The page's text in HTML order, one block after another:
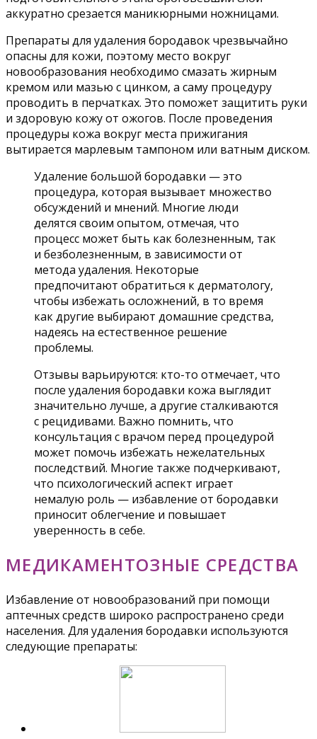
аккуратно срезается маникюрными ножницами.
Препараты для удаления бородавок чрезвычайно
опасны для кожи, поэтому место вокруг
новообразования необходимо смазать жирным
кремом или мазью с цинком, а саму процедуру
проводить в перчатках. Это поможет защитить руки
и здоровую кожу от ожогов. После проведения
процедуры кожа вокруг места прижигания
вытирается марлевым тампоном или ватным диском.
Удаление большой бородавки — это
процедура, которая вызывает множество
обсуждений и мнений. Многие люди
делятся своим опытом, отмечая, что
процесс может быть как болезненным, так
и безболезненным, в зависимости от
метода удаления. Некоторые
предпочитают обратиться к дерматологу,
чтобы избежать осложнений, в то время
как другие выбирают домашние средства,
надеясь на естественное решение
проблемы.
Отзывы варьируются: кто-то отмечает, что
после удаления бородавки кожа выглядит
значительно лучше, а другие сталкиваются
с рецидивами. Важно помнить, что
консультация с врачом перед процедурой
может помочь избежать нежелательных
последствий. Многие также подчеркивают,
что психологический аспект играет
немалую роль — избавление от бородавки
приносит облегчение и повышает
уверенность в себе.
МЕДИКАМЕНТОЗНЫЕ СРЕДСТВА
Избавление от новообразований при помощи
аптечных средств широко распространено среди
населения. Для удаления бородавки используются
следующие препараты: